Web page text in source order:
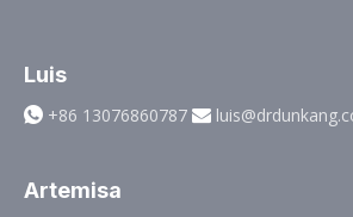
Luis
 +86 13076860787 
Artemisa